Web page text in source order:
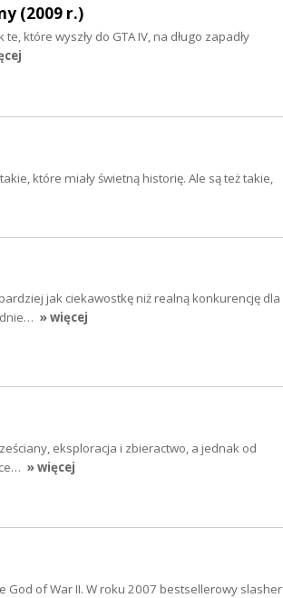
(2009 r.)
które wyszły do GTA IV, na długo zapadły
które miały świetną historię. Ale są też takie,
jak ciekawostkę niż realną konkurencję dla
» więcej
eksploracja i zbieractwo, a jednak od
» więcej
God of War II. W roku 2007 bestsellerowy slasher